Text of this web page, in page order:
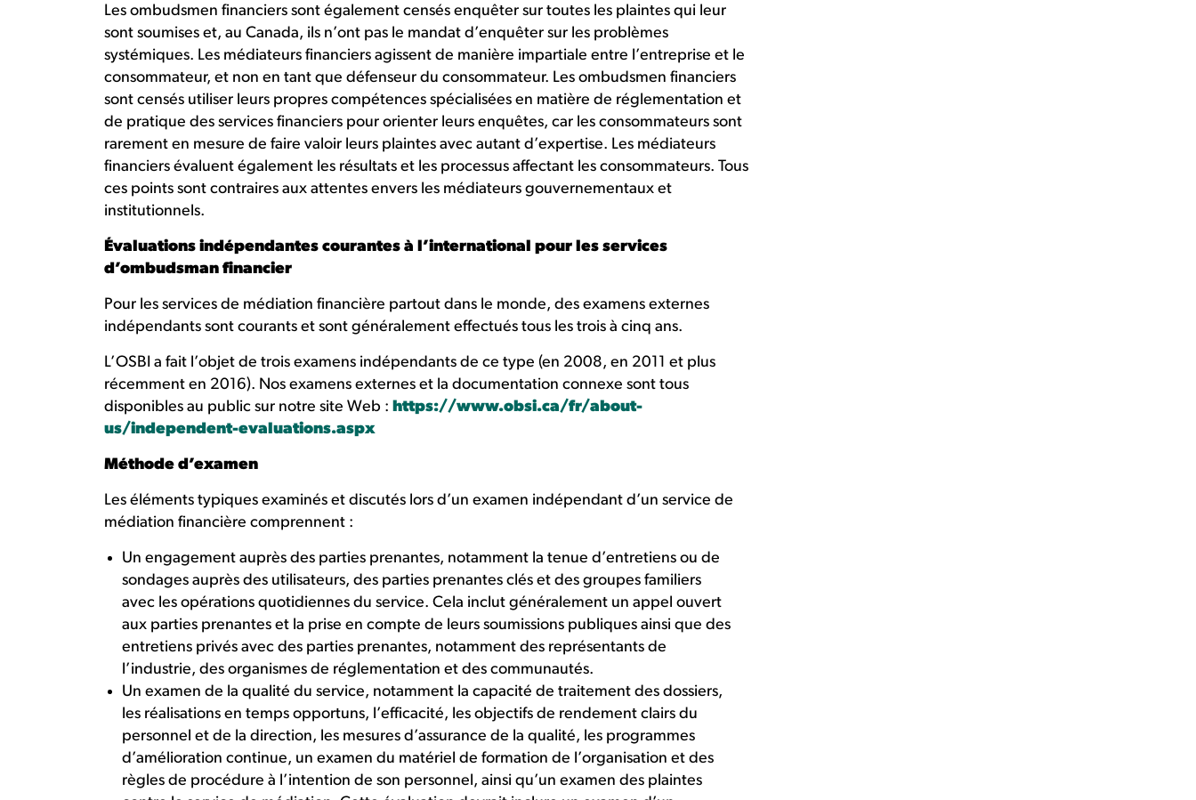
Les ombudsmen financiers sont également censés enquêter sur toutes les plaintes qui leur
sont soumises et, au Canada, ils n’ont pas le mandat d’enquêter sur les problèmes
systémiques. Les médiateurs financiers agissent de manière impartiale entre l’entreprise et le
consommateur, et non en tant que défenseur du consommateur. Les ombudsmen financiers
sont censés utiliser leurs propres compétences spécialisées en matière de réglementation et
de pratique des services financiers pour orienter leurs enquêtes, car les consommateurs sont
rarement en mesure de faire valoir leurs plaintes avec autant d’expertise. Les médiateurs
financiers évaluent également les résultats et les processus affectant les consommateurs. Tous
ces points sont contraires aux attentes envers les médiateurs gouvernementaux et
institutionnels.
Évaluations indépendantes courantes à l’international pour les services
d’ombudsman financier
Pour les services de médiation financière partout dans le monde, des examens externes
indépendants sont courants et sont généralement effectués tous les trois à cinq ans.
L’OSBI a fait l’objet de trois examens indépendants de ce type (en 2008, en 2011 et plus
récemment en 2016). Nos examens externes et la documentation connexe sont tous
disponibles au public sur notre site Web : https://www.obsi.ca/fr/about-
us/independent-evaluations.aspx
Méthode d’examen
Les éléments typiques examinés et discutés lors d’un examen indépendant d’un service de
médiation financière comprennent :
Un engagement auprès des parties prenantes, notamment la tenue d’entretiens ou de
sondages auprès des utilisateurs, des parties prenantes clés et des groupes familiers
avec les opérations quotidiennes du service. Cela inclut généralement un appel ouvert
aux parties prenantes et la prise en compte de leurs soumissions publiques ainsi que des
entretiens privés avec des parties prenantes, notamment des représentants de
l’industrie, des organismes de réglementation et des communautés.
Un examen de la qualité du service, notamment la capacité de traitement des dossiers,
les réalisations en temps opportuns, l’efficacité, les objectifs de rendement clairs du
personnel et de la direction, les mesures d’assurance de la qualité, les programmes
d’amélioration continue, un examen du matériel de formation de l’organisation et des
règles de procédure à l’intention de son personnel, ainsi qu’un examen des plaintes